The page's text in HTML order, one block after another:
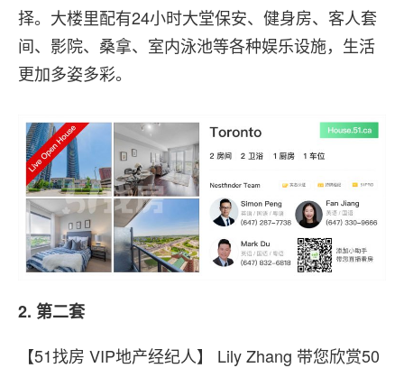
择。大楼里配有24小时大堂保安、健身房、客人套
间、影院、桑拿、室内泳池等各种娱乐设施，生活
更加多姿多彩。
2. 第二套
【51找房 VIP地产经纪人】 Lily Zhang 带您欣赏50